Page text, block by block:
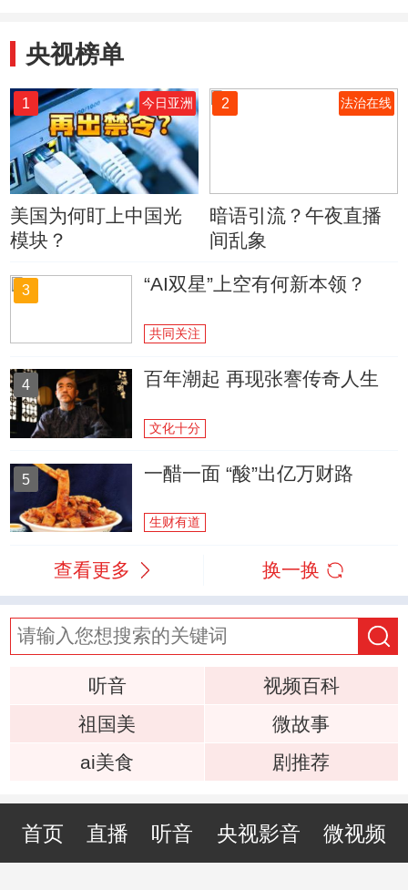
央视榜单
1 今日亚洲
美国为何盯上中国光
模块？
2 法治在线
暗语引流？午夜直播
间乱象
3 “AI双星”上空有何新本领？
共同关注
4 百年潮起 再现张謇传奇人生
文化十分
5 一醋一面 “酸”出亿万财路
生财有道
查看更多 换一换
听音
视频百科
祖国美
微故事
ai美食
剧推荐
首页 直播 听音 央视影音 微视频